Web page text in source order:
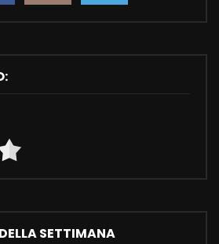
SETTIMANA